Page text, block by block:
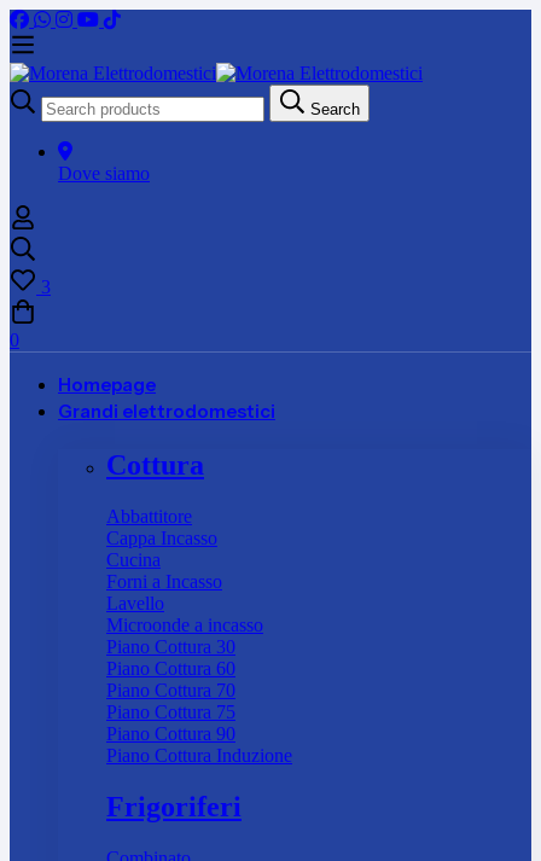
Search
for:
Search
Dove siamo
3
0
Homepage
Grandi elettrodomestici
Cottura
Abbattitore
Cappa Incasso
Cucina
Forni a Incasso
Lavello
Microonde a incasso
Piano Cottura 30
Piano Cottura 60
Piano Cottura 70
Piano Cottura 75
Piano Cottura 90
Piano Cottura Induzione
Frigoriferi